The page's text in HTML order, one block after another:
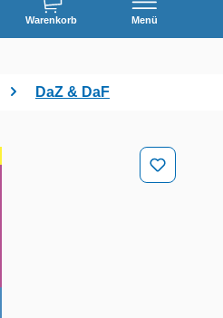
Warenkorb Menü
DaZ & DaF